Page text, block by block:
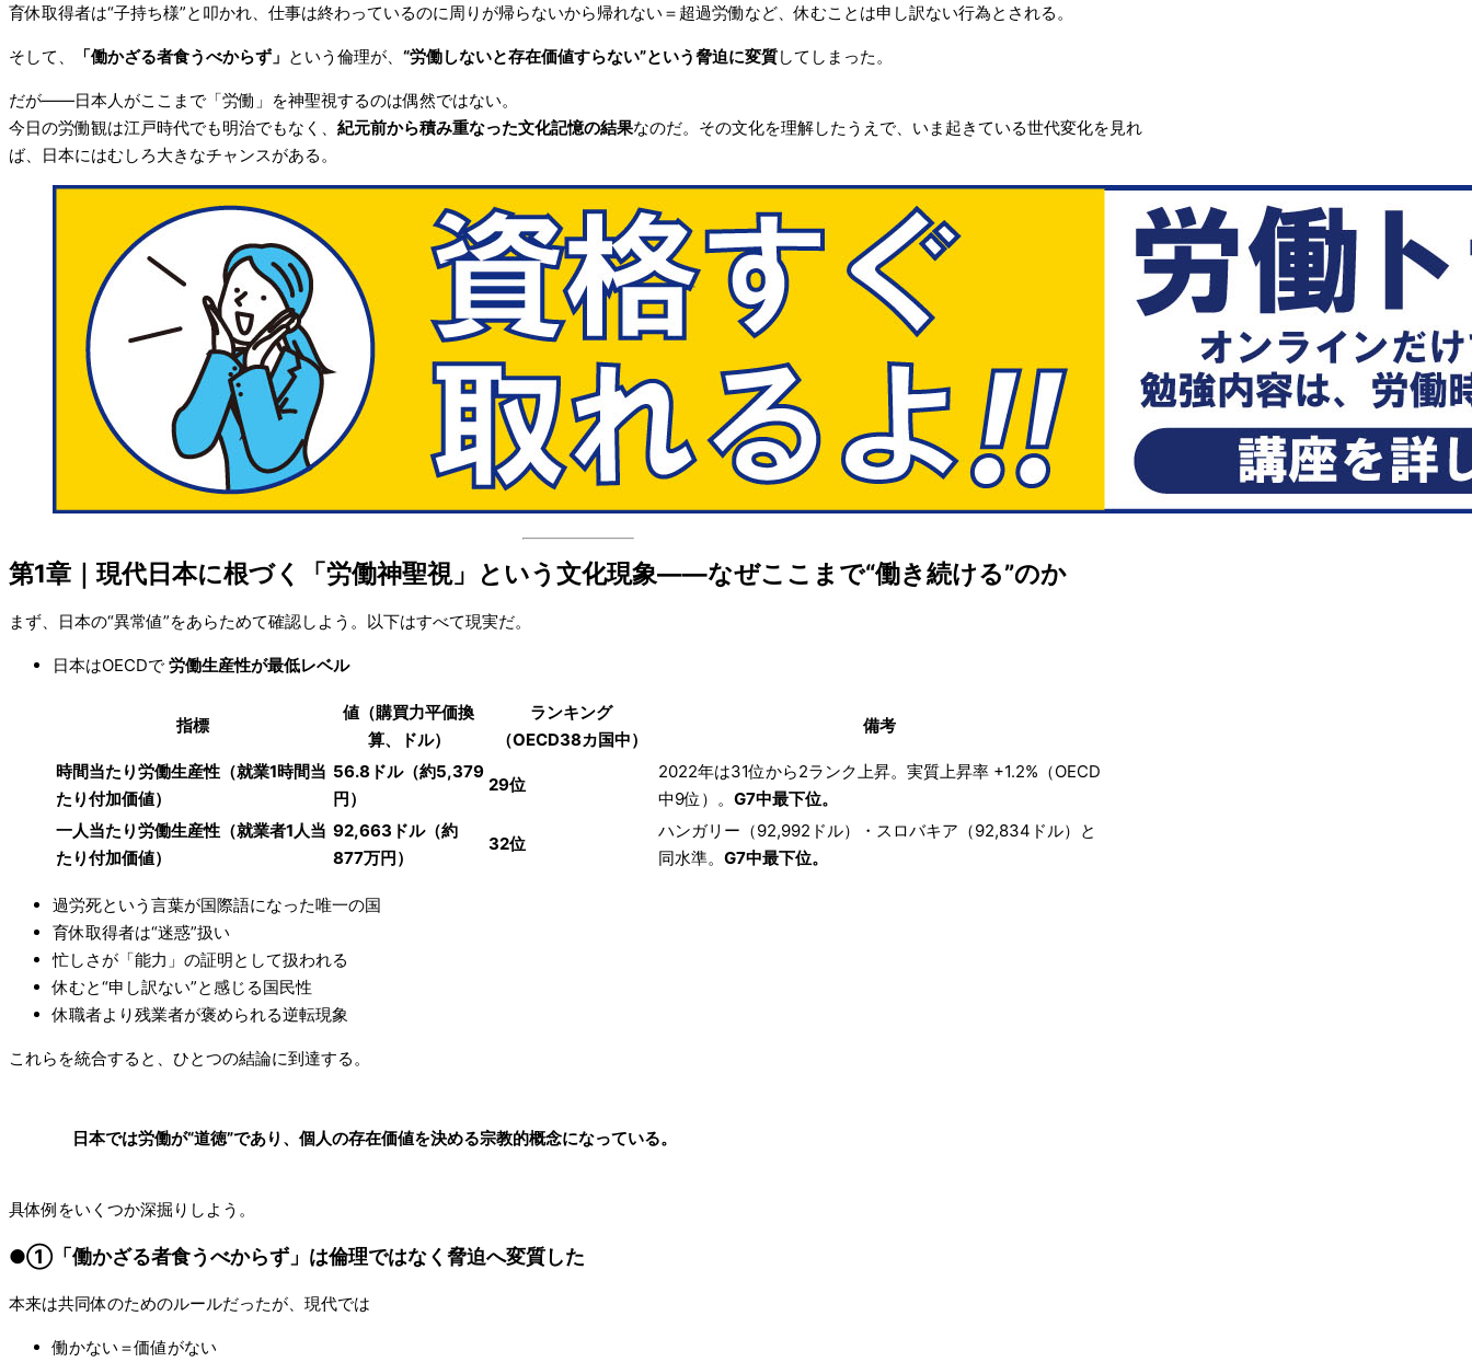
育休取得者は“子持ち様”と叩かれ、仕事は終わっているのに周りが帰らないから帰れない＝超過労働など、休むことは申し訳ない行為とされる。
そして、 「働かざる者食うべからず」 という倫理が、 “労働しないと存在価値すらない”という脅迫に変質してしまった。
だが――日本人がここまで「労働」を神聖視するのは偶然ではない。
今日の労働観は江戸時代でも明治でもなく、 紀元前から積み重なった文化記憶の結果なのだ。その文化を理解したうえで、いま起きている世代変化を見れ
ば、日本にはむしろ大きなチャンスがある。
第1章｜現代日本に根づく「労働神聖視」という文化現象——なぜここまで“働き続ける”のか
まず、日本の“異常値”をあらためて確認しよう。以下はすべて現実だ。
日本はOECDで 労働生産性が最低レベル
指標
値（購買力平価換
算、ドル）
ランキング
（OECD38カ国中）
備考
時間当たり労働生産性（就業1時間当
たり付加価値）
56.8ドル（約5,379
円）
29位
2022年は31位から2ランク上昇。実質上昇率 +1.2%（OECD
中9位）。 G7中最下位。
一人当たり労働生産性（就業者1人当
たり付加価値）
92,663ドル（約
877万円）
32位
ハンガリー（92,992ドル）・スロバキア（92,834ドル）と
同水準。 G7中最下位。
過労死という言葉が国際語になった唯一の国
育休取得者は“迷惑”扱い
忙しさが「能力」の証明として扱われる
休むと“申し訳ない”と感じる国民性
休職者より残業者が褒められる逆転現象
これらを統合すると、ひとつの結論に到達する。
日本では労働が“道徳”であり、個人の存在価値を決める宗教的概念になっている。
具体例をいくつか深掘りしよう。
●①「働かざる者食うべからず」は倫理ではなく脅迫へ変質した
本来は共同体のためのルールだったが、現代では
働かない＝価値がない